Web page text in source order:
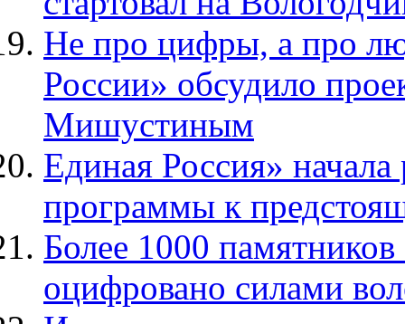
Не про цифры, а про
России» обсудило
Мишустиным
Единая Россия»
программы к
Более 1000
оцифровано силами